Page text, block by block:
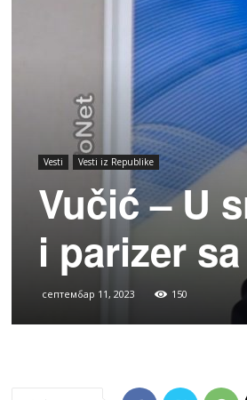
Vesti Vesti iz Republike
Vučić – U
i parizer
септембар 11, 2023 150